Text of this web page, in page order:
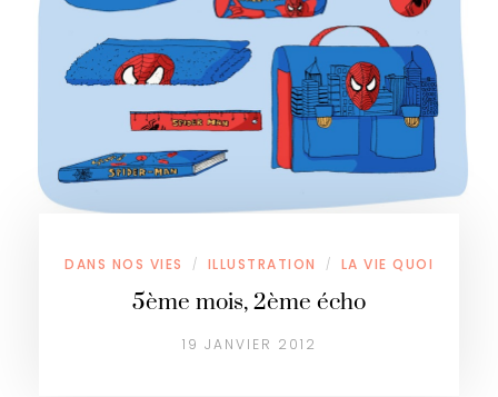
DANS NOS VIES / ILLUSTRATION / LA VIE QUOI
5ème mois, 2ème écho
19 JANVIER 2012